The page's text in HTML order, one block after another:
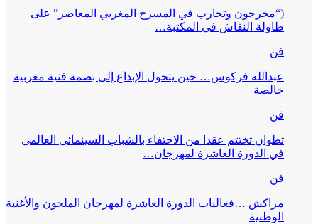
(“مخرجون وتجارب في المسرح المغربي المعاصر” على
طاولة النقاش في المكتبة…
فن
عبدالله فركوس… حين يتحول الإبداع إلى بصمة فنية مغربية
خالصة
فن
تطوان تختتم عقدا من الاحتفاء بالشباب السينمائي العالمي
في الدورة العاشرة لمهرجان…
فن
مراكش …فعاليات الدورة العاشرة لمهرجان الملحون والأغنية
الوطنية